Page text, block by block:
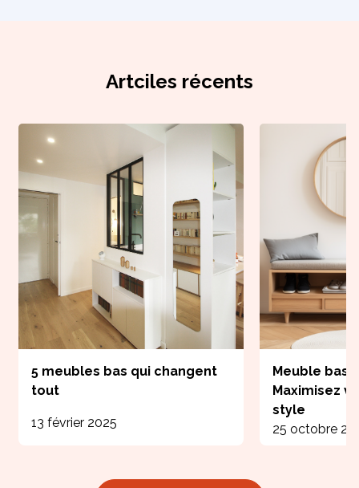
Artciles récents
5 meubles bas qui changent
tout
13 février 2025
Meuble bas
Maximisez
style
25 octobre